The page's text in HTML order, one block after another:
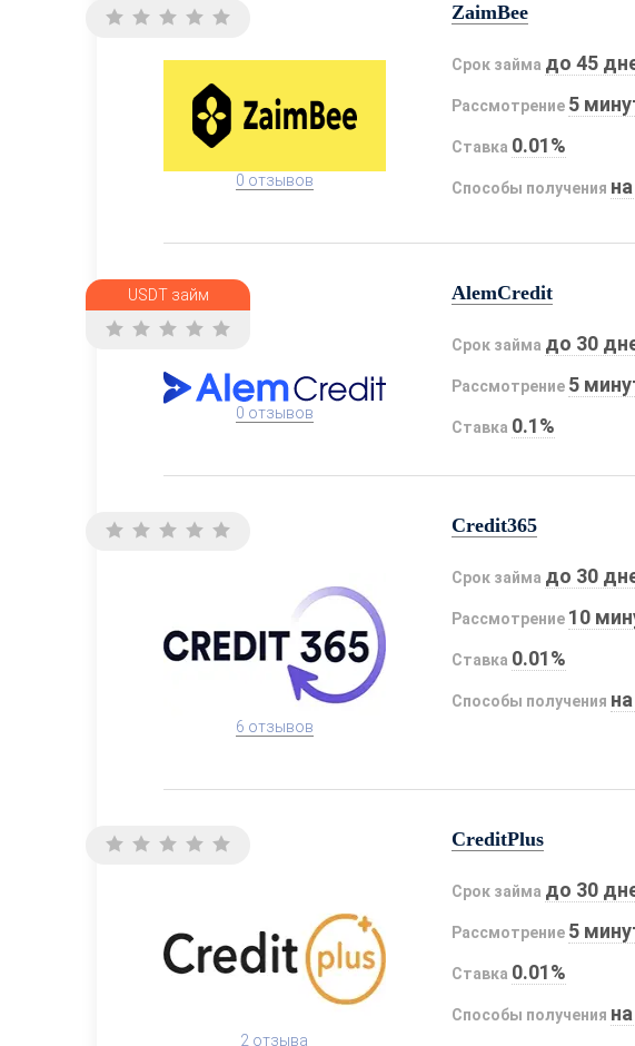
0 отзывов
ZaimBee
Срок займа до 45
Рассмотрение 5
Ставка 0.01%
Способы получения
USDT займ
0 отзывов
AlemCredit
Срок займа до 30
Рассмотрение 5
Ставка 0.1%
6 отзывов
Credit365
Срок займа до 30
Рассмотрение 10
Ставка 0.01%
Способы получения
2 отзыва
CreditPlus
Срок займа до 30
Рассмотрение 5
Ставка 0.01%
Способы получения